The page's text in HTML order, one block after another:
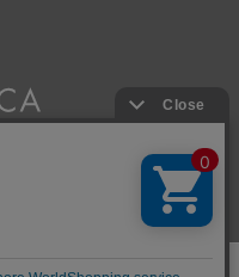
Rights Reserved.